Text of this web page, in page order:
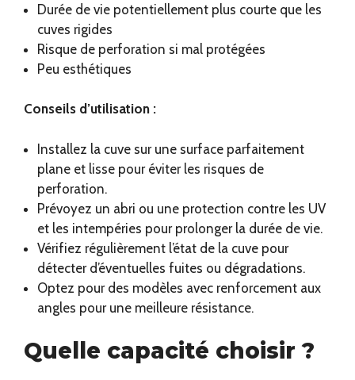
Durée de vie potentiellement plus courte que les
cuves rigides
Risque de perforation si mal protégées
Peu esthétiques
Conseils d’utilisation :
Installez la cuve sur une surface parfaitement
plane et lisse pour éviter les risques de
perforation.
Prévoyez un abri ou une protection contre les UV
et les intempéries pour prolonger la durée de vie.
Vérifiez régulièrement l’état de la cuve pour
détecter d’éventuelles fuites ou dégradations.
Optez pour des modèles avec renforcement aux
angles pour une meilleure résistance.
Quelle capacité choisir ?